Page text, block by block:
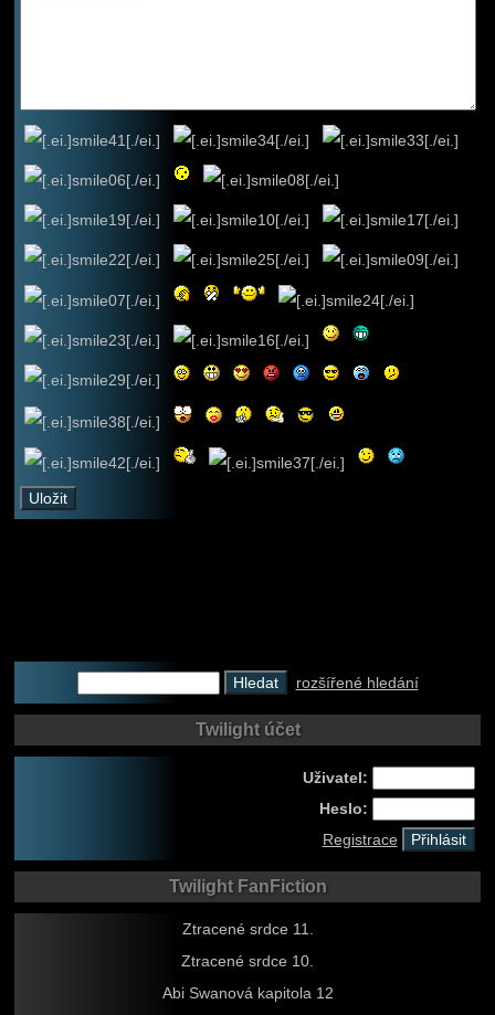
rozšířené hledání
Twilight účet
Uživatel:
Heslo:
Registrace
Twilight FanFiction
Ztracené srdce 11.
Ztracené srdce 10.
Abi Swanová kapitola 12